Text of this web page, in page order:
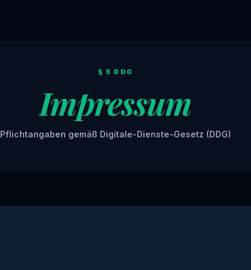
§ 5 DDG
Impressum
Pflichtangaben gemäß Digitale-Dienste-Gesetz (DDG)